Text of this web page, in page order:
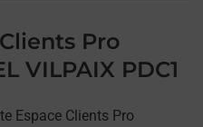
Pro
VILPAIX PDC1
Espace Clients Pro